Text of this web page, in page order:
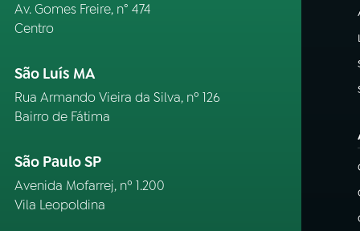
Av. Gomes Freire, n° 474
Centro
São Luís MA
Rua Armando Vieira da Silva, nº 126
Bairro de Fátima
São Paulo SP
Avenida Mofarrej, nº 1.200
Vila Leopoldina